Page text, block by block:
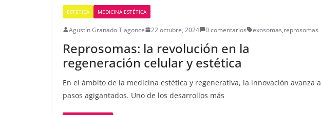
ESTÉTICA MEDICINA ESTÉTICA
Agustín Granado Tiagonce 22 octubre, 2024 0 comentarios exosomas,reprosomas
Reprosomas: la revolución en la
regeneración celular y estética
En el ámbito de la medicina estética y regenerativa, la innovación avanza a
pasos agigantados. Uno de los desarrollos más